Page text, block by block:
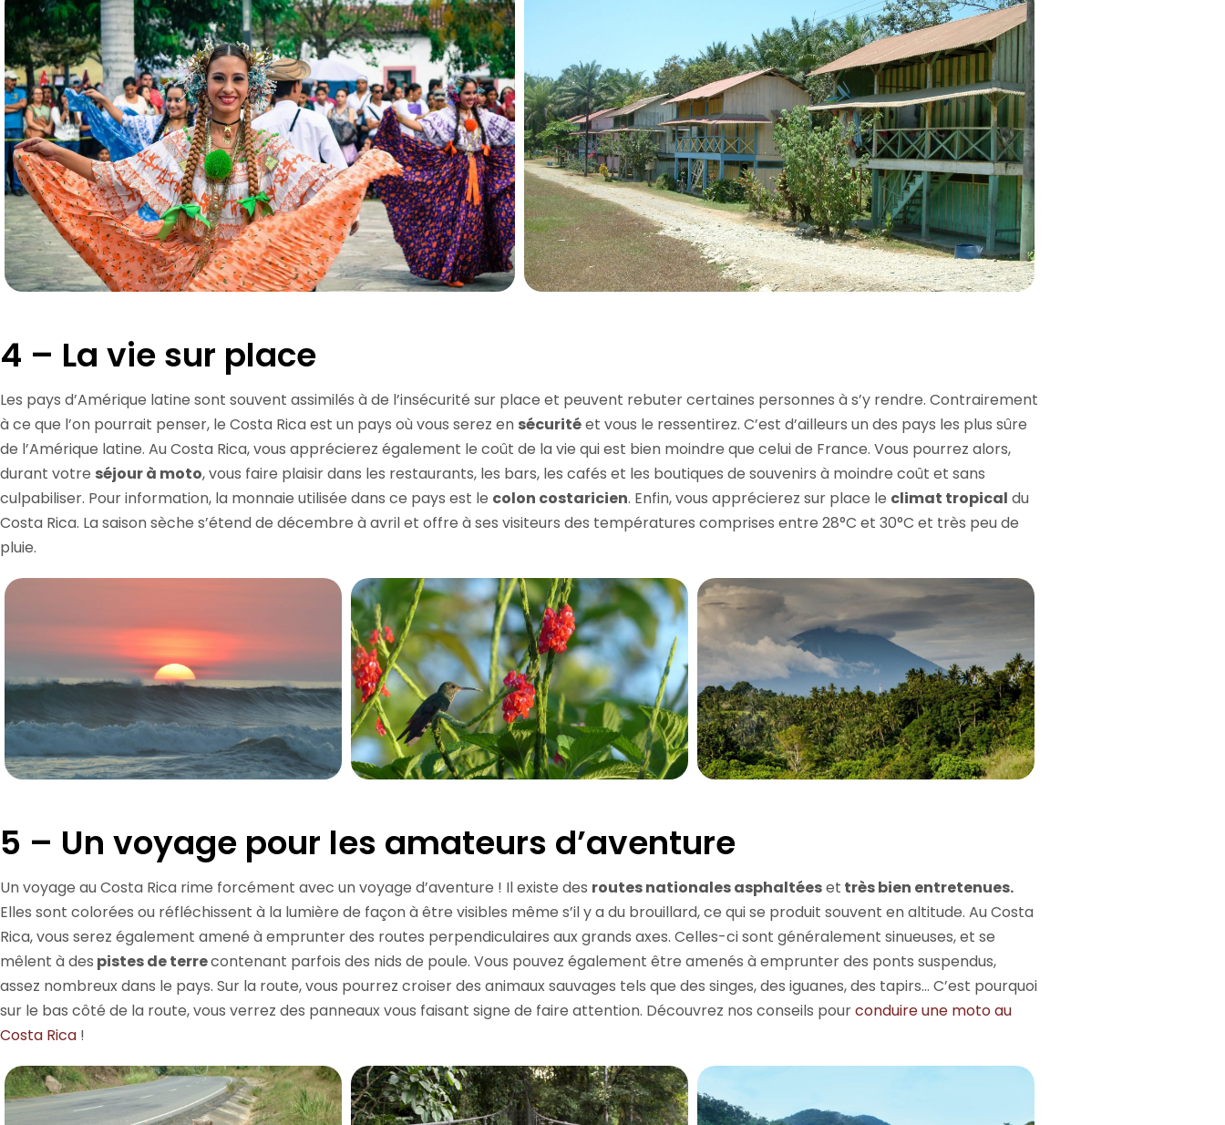
4 – La vie sur place
Les pays d’Amérique latine sont souvent assimilés à de l’insécurité sur place et peuvent rebuter certaines personnes à s’y rendre. Contrairement
à ce que l’on pourrait penser, le Costa Rica est un pays où vous serez en sécuritéet vous le ressentirez. C’est d’ailleurs un des pays les plus sûre
de l’Amérique latine. Au Costa Rica, vous apprécierez également le coût de la vie qui est bien moindre que celui de France. Vous pourrez alors,
durant votre séjour à moto, vous faire plaisir dans les restaurants, les bars, les cafés et les boutiques de souvenirs à moindre coût et sans
culpabiliser. Pour information, la monnaie utilisée dans ce pays est le colon costaricien. Enfin, vous apprécierez sur place le climat tropical du
Costa Rica. La saison sèche s’étend de décembre à avril et offre à ses visiteurs des températures comprises entre 28°C et 30°C et très peu de
pluie.
5 – Un voyage pour les amateurs d’aventure
Un voyage au Costa Rica rime forcément avec un voyage d’aventure ! Il existe des routes nationales asphaltéeset très bien entretenues.
Elles sont colorées ou réfléchissent à la lumière de façon à être visibles même s’il y a du brouillard, ce qui se produit souvent en altitude. Au Costa
Rica, vous serez également amené à emprunter des routes perpendiculaires aux grands axes. Celles-ci sont généralement sinueuses, et se
mêlent à des pistes de terrecontenant parfois des nids de poule. Vous pouvez également être amenés à emprunter des ponts suspendus,
assez nombreux dans le pays. Sur la route, vous pourrez croiser des animaux sauvages tels que des singes, des iguanes, des tapirs… C’est pourquoi
sur le bas côté de la route, vous verrez des panneaux vous faisant signe de faire attention. Découvrez nos conseils pourconduire une moto au
Costa Rica !